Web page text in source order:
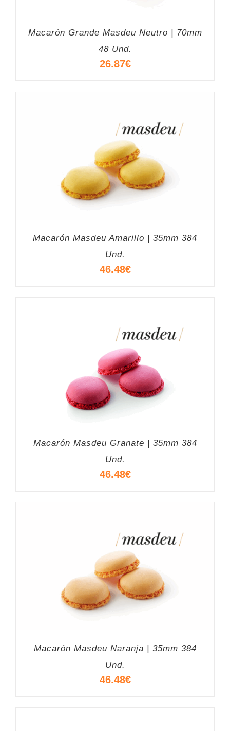
Macarón Grande Masdeu Neutro | 70mm
48 Und.
26.87€
Macarón Masdeu Amarillo | 35mm 384
Und.
46.48€
Macarón Masdeu Granate | 35mm 384
Und.
46.48€
Macarón Masdeu Naranja | 35mm 384
Und.
46.48€